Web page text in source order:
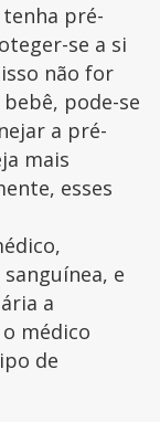
pré-
se a si
não for
pode-se
a pré-
mais
esses
e
a
médico
de